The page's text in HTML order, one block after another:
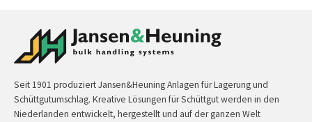
Seit 1901 produziert Jansen&Heuning Anlagen für Lagerung und
Schüttgutumschlag. Kreative Lösungen für Schüttgut werden in den
Niederlanden entwickelt, hergestellt und auf der ganzen Welt